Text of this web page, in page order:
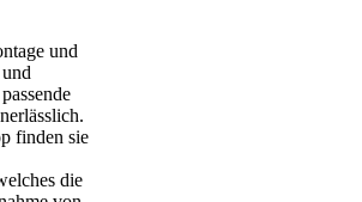
und
finden sie
die